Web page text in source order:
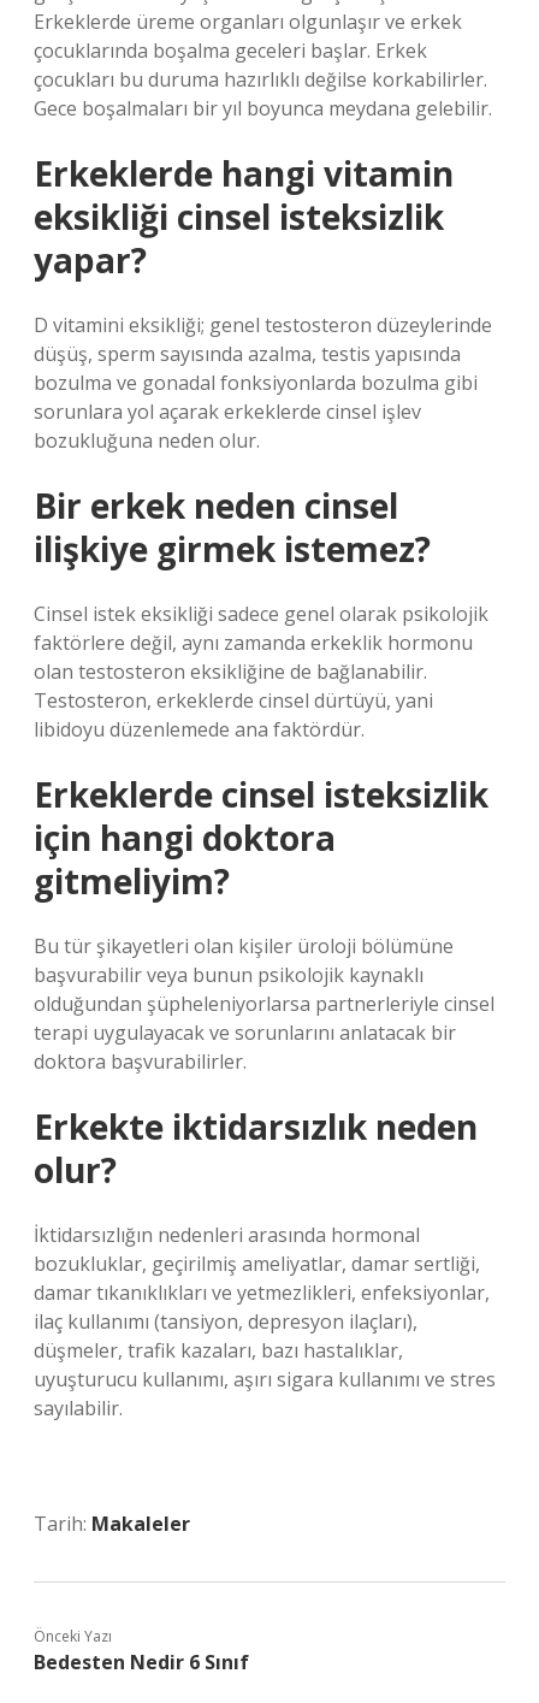
Erkeklerde üreme organları olgunlaşır ve erkek
çocuklarında boşalma geceleri başlar. Erkek
çocukları bu duruma hazırlıklı değilse korkabilirler.
Gece boşalmaları bir yıl boyunca meydana gelebilir.
Erkeklerde hangi vitamin
eksikliği cinsel isteksizlik
yapar?
D vitamini eksikliği; genel testosteron düzeylerinde
düşüş, sperm sayısında azalma, testis yapısında
bozulma ve gonadal fonksiyonlarda bozulma gibi
sorunlara yol açarak erkeklerde cinsel işlev
bozukluğuna neden olur.
Bir erkek neden cinsel
ilişkiye girmek istemez?
Cinsel istek eksikliği sadece genel olarak psikolojik
faktörlere değil, aynı zamanda erkeklik hormonu
olan testosteron eksikliğine de bağlanabilir.
Testosteron, erkeklerde cinsel dürtüyü, yani
libidoyu düzenlemede ana faktördür.
Erkeklerde cinsel isteksizlik
için hangi doktora
gitmeliyim?
Bu tür şikayetleri olan kişiler üroloji bölümüne
başvurabilir veya bunun psikolojik kaynaklı
olduğundan şüpheleniyorlarsa partnerleriyle cinsel
terapi uygulayacak ve sorunlarını anlatacak bir
doktora başvurabilirler.
Erkekte iktidarsızlık neden
olur?
İktidarsızlığın nedenleri arasında hormonal
bozukluklar, geçirilmiş ameliyatlar, damar sertliği,
damar tıkanıklıkları ve yetmezlikleri, enfeksiyonlar,
ilaç kullanımı (tansiyon, depresyon ilaçları),
düşmeler, trafik kazaları, bazı hastalıklar,
uyuşturucu kullanımı, aşırı sigara kullanımı ve stres
sayılabilir.
Tarih: Makaleler
Önceki Yazı
Bedesten Nedir 6 Sınıf